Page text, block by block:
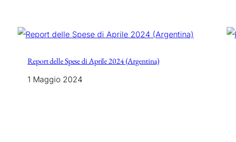
Report delle Spese di Aprile 2024 (Argentina)
1 Maggio 2024